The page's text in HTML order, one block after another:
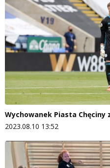
Wychowanek Piasta Chęciny
2023.08.10 13:52